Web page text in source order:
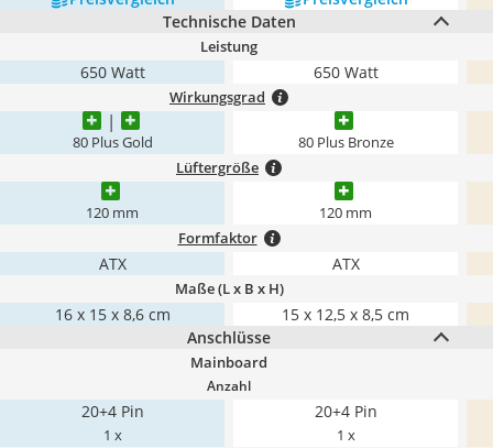
Technische Daten
Leistung
650 Watt 650 Watt
Wirkungsgrad
80 Plus Gold 80 Plus Bronze
Lüftergröße
120 mm 120 mm
Formfaktor
ATX ATX
Maße (L x B x H)
16 x 15 x 8,6 cm
15 x 12,5 x 8,5 cm
Anschlüsse
Mainboard
Anzahl
20+4 Pin
1 x
20+4 Pin
1 x